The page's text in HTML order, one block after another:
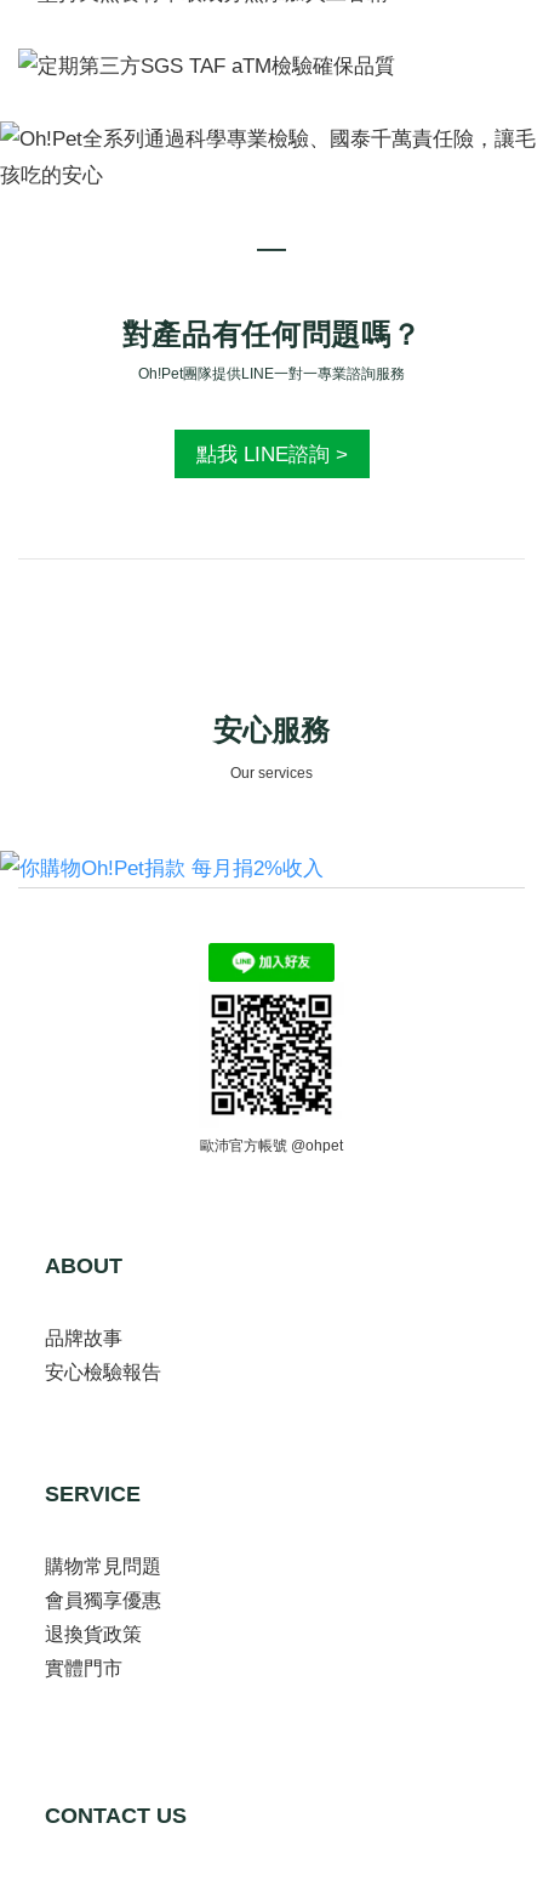
━
對產品有任何問題嗎？
Oh!Pet團隊提供LINE一對一專業諮詢服務
點我 LINE諮詢 >
安心服務
Our services
歐沛官方帳號 @ohpet
ABOUT
品牌故事
安心檢驗報告
SERVICE
購物常見問題
會員獨享優惠
退換貨政策
實體門市
CONTACT US